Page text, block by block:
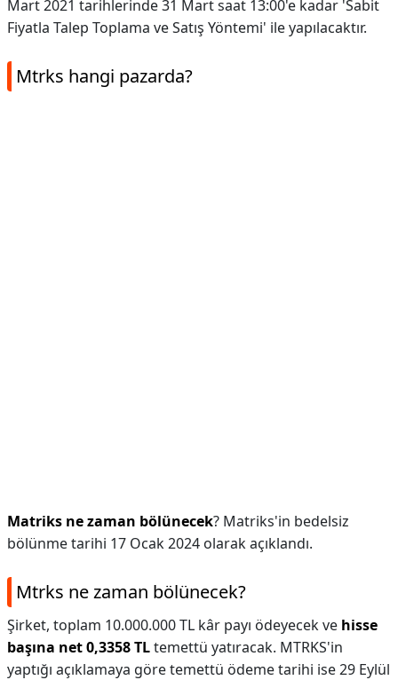
Mart 2021 tarihlerinde 31 Mart saat 13:00'e kadar 'Sabit
Fiyatla Talep Toplama ve Satış Yöntemi' ile yapılacaktır.
Mtrks hangi pazarda?
Matriks ne zaman bölünecek? Matriks'in bedelsiz
bölünme tarihi 17 Ocak 2024 olarak açıklandı.
Mtrks ne zaman bölünecek?
Şirket, toplam 10.000.000 TL kâr payı ödeyecek ve hisse
başına net 0,3358 TLtemettü yatıracak. MTRKS'in
yaptığı açıklamaya göre temettü ödeme tarihi ise 29 Eylül